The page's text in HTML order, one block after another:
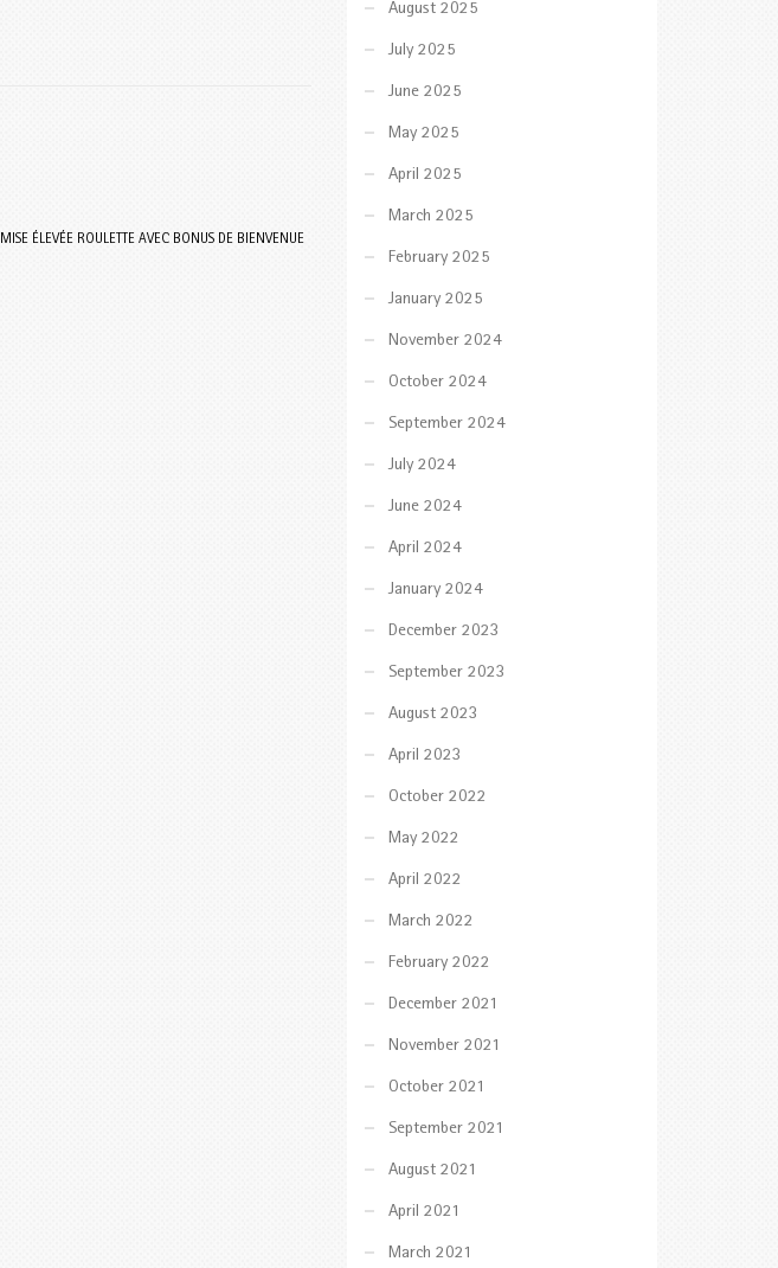
MISE ÉLEVÉE ROULETTE AVEC BONUS DE BIENVENUE
August 2025
July 2025
June 2025
May 2025
April 2025
March 2025
February 2025
January 2025
November 2024
October 2024
September 2024
July 2024
June 2024
April 2024
January 2024
December 2023
September 2023
August 2023
April 2023
October 2022
May 2022
April 2022
March 2022
February 2022
December 2021
November 2021
October 2021
September 2021
August 2021
April 2021
March 2021